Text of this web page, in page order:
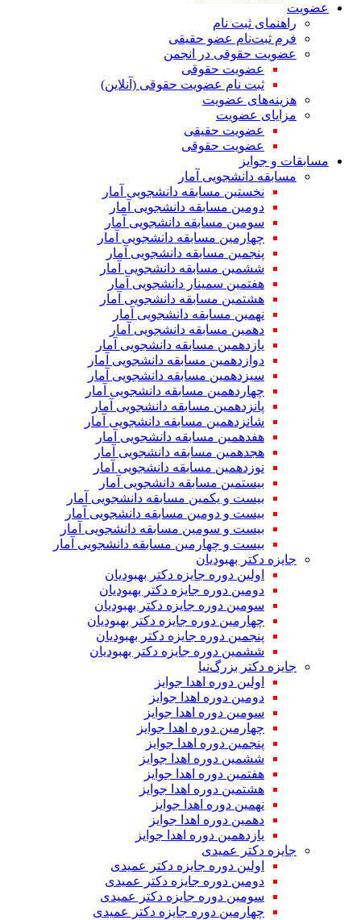
عضویت
راهنمای ثبت نام
فرم ثبت‌نام عضو حقیقی
عضویت حقوقی در انجمن
عضویت حقوقی
ثبت نام عضویت حقوقی (آنلاین)
هزینه‌های عضویت
مزایای عضویت
عضویت حقیقی
عضویت حقوقی
مسابقات و جوایز
مسابقه دانشجویی آمار
نخستین مسابقه دانشجویی آمار
دومین مسابقه دانشجویی آمار
سومین مسابقه دانشجویی آمار
چهارمین مسابقه دانشجویی آمار
پنجمین مسابقه دانشجویی آمار
ششمین مسابقه دانشجویی آمار
هفتمین سمینار دانشجویی آمار
هشتمین مسابقه دانشجویی آمار
نهمین مسابقه دانشجویی آمار
دهمین مسابقه دانشجویی آمار
یازدهمین مسابقه دانشجویی آمار
دوازدهمین مسابقه دانشجویی آمار
سیزدهمین مسابقه دانشجویی آمار
چهاردهمین مسابقه دانشجویی آمار
پانزدهمین مسابقه دانشجویی آمار
شانزدهمین مسابقه دانشجویی آمار
هفدهمین مسابقه دانشجویی آمار
هجدهمین مسابقه دانشجویی آمار
نوزدهمین مسابقه دانشجویی آمار
بیستمین مسابقه دانشجویی آمار
بیست و یکمین مسابقه دانشجویی آمار
بیست و دومین مسابقه دانشجویی آمار
بیست و سومین مسابقه دانشجویی آمار
بیست و چهارمین مسابقه دانشجویی آمار
جایزه دکتر بهبودیان
اولین دوره جایزه دکتر بهبودیان
دومین دوره جایزه دکتر بهبودیان
سومین دوره جایزه دکتر بهبودیان
چهارمین دوره جایزه دکتر بهبودیان
پنجمین دوره جایزه دکتر بهبودیان
ششمین دوره جایزه دکتر بهبودیان
جایزه دکتر بزرگ‌نیا
اولین دوره اهدا جوایز
دومین دوره اهدا جوایز
سومین دوره اهدا جوایز
چهارمین دوره اهدا جوایز
پنجمین دوره اهدا جوایز
ششمین دوره اهدا جوایز
هفتمین دوره اهدا جوایز
هشتمین دوره اهدا جوایز
نهمین دوره اهدا جوایز
دهمین دوره اهدا جوایز
یازدهمین دوره اهدا جوایز
جایزه دکتر عمیدی
اولین دوره جایزه دکتر عمیدی
دومین دوره جایزه دکتر عمیدی
سومین دوره جایزه دکتر عمیدی
چهارمین دوره جایزه دکتر عمیدی